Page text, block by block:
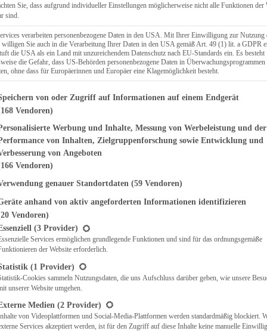
Suche
mit Mango
Sie, dass aufgrund individueller Einstellungen möglicherweise nicht alle Funktionen der
sind.
verarbeiten personenbezogene Daten in den USA. Mit Ihrer Einwilligung zur Nutzung
willigen Sie auch in die Verarbeitung Ihrer Daten in den USA gemäß Art. 49 (1) lit. a GDPR
die USA als ein Land mit unzureichendem Datenschutz nach EU-Standards ein. Es besteht
die Gefahr, dass US-Behörden personenbezogene Daten in Überwachungsprogrammen
ohne dass für Europäerinnen und Europäer eine Klagemöglichkeit besteht.
finden Sie eine Liste der Zwecke des IAB Transparency and
von oder Zugriff auf Informationen auf einem Endgerät
Vendoren)
Werbung und Inhalte, Messung von Werbeleistung und der
von Inhalten, Zielgruppenforschung sowie Entwicklung und
von Angeboten
Vendoren)
genauer Standortdaten (59 Vendoren)
anhand von aktiv angeforderten Informationen identifizieren
Vendoren)
eine Liste der Service-Gruppen, für die eine Einwilligung erteilt werden
(3 Provider)
Services ermöglichen grundlegende Funktionen und sind für das ordnungsgemäße
der Website erforderlich.
(1 Provider)
Cookies sammeln Nutzungsdaten, die uns Aufschluss darüber geben, wie unsere
unserer Website umgehen.
Medien (2 Provider)
von Videoplattformen und Social-Media-Plattformen werden standardmäßig blockiert.
Services akzeptiert werden, ist für den Zugriff auf diese Inhalte keine manuelle